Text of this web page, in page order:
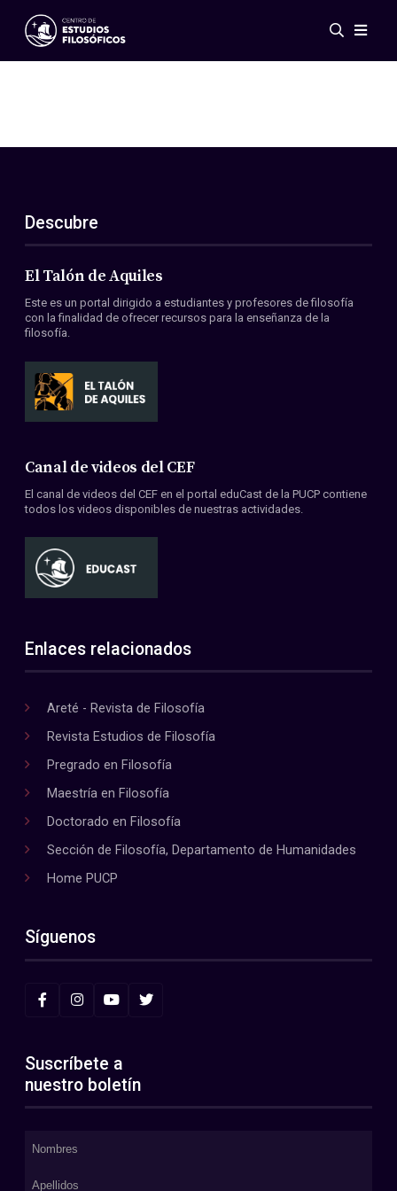
Eventos
ES
EN
Acerca de nosotros
Miembros
Convenios
Descubre
El Talón de Aquiles
Este es un portal dirigido a estudiantes y profesores de filosofía
con la finalidad de ofrecer recursos para la enseñanza de la
filosofía.
Canal de videos del CEF
El canal de videos del CEF en el portal eduCast de la PUCP contiene
todos los videos disponibles de nuestras actividades.
Enlaces relacionados
Areté - Revista de Filosofía
Revista Estudios de Filosofía
Pregrado en Filosofía
Maestría en Filosofía
Doctorado en Filosofía
Sección de Filosofía, Departamento de Humanidades
Home PUCP
Síguenos
Suscríbete a
nuestro boletín